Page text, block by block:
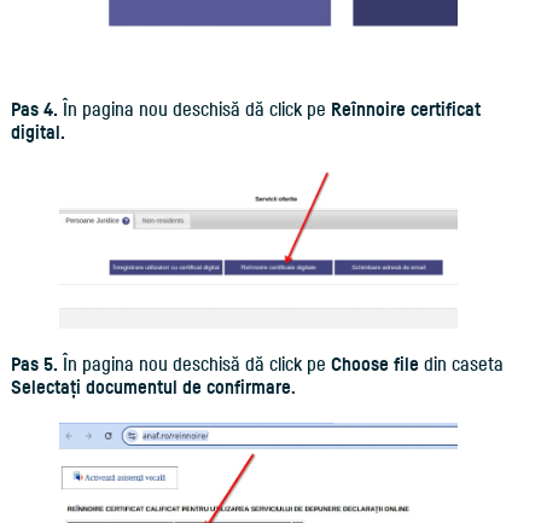
Pas 4. În pagina nou deschisă dă click pe Reînnoire certificat
digital.
Pas 5. În pagina nou deschisă dă click pe Choose file din caseta
Selectați documentul de confirmare.